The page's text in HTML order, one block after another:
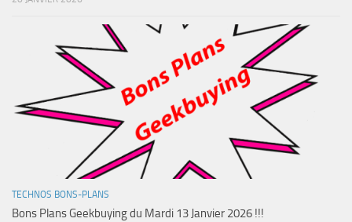
TECHNOS BONS-PLANS
Bons Plans Geekbuying du Mardi 13 Janvier 2026 !!!